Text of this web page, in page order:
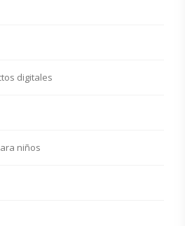
digitales
niños